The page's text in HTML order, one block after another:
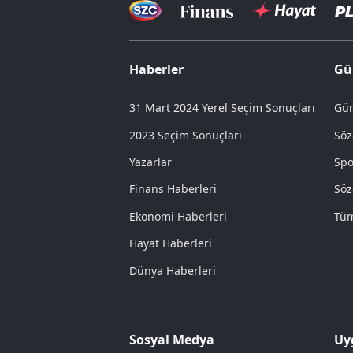
Haberler
31 Mart 2024 Yerel Seçim Sonuçları
2023 Seçim Sonuçları
Yazarlar
Finans Haberleri
Ekonomi Haberleri
Hayat Haberleri
Dünya Haberleri
Sosyal Medya